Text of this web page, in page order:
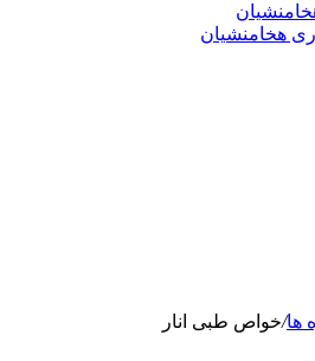
هخامنشیان
ها/خواص طبی انار